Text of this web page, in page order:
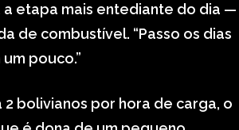
a etapa mais entediante do dia —
de combustível. “Passo os dias
pouco.”
bolivianos por hora de carga, o